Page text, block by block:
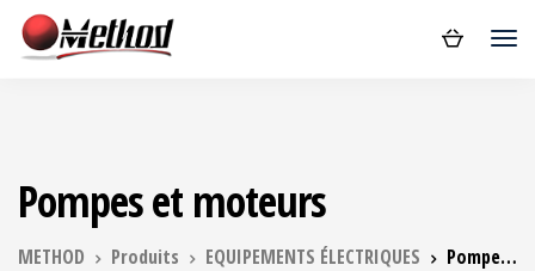
Pompes et moteurs
METHOD Produits EQUIPEMENTS ÉLECTRIQUES Pompes et moteurs